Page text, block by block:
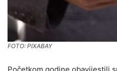
FOTO: PIXABAY
Početkom godine obavijestili